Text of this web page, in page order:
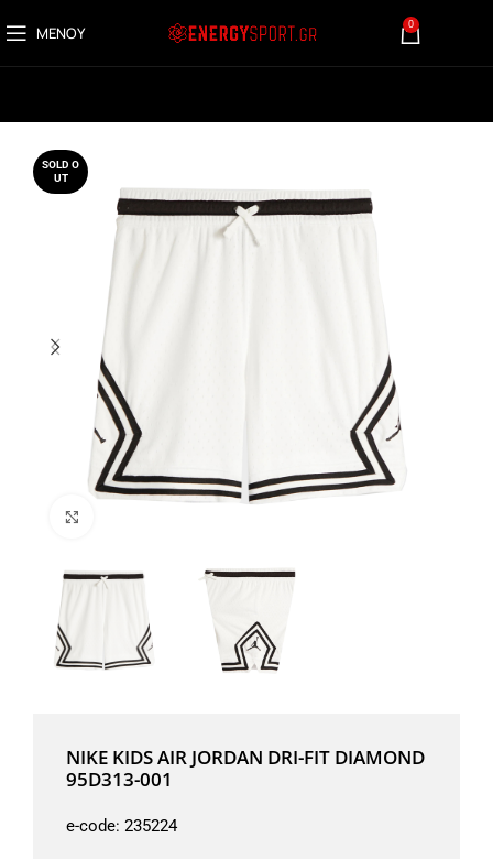
ΜΕΝΟΎ 0
SOLD O
UT
NIKE KIDS AIR JORDAN DRI-FIT DIAMOND
95D313-001
e-code: 235224